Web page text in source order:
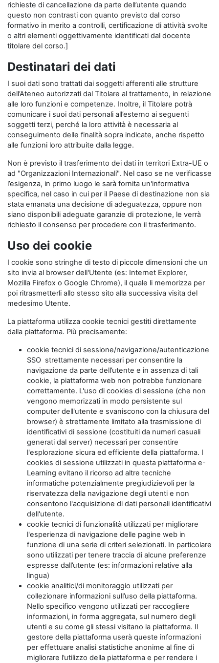
richieste di cancellazione da parte dell’utente quando
questo non contrasti con quanto previsto dal corso
formativo in merito a controlli, certificazione di attività svolte
o altri elementi oggettivamente identificati dal docente
titolare del corso.]
Destinatari dei dati
I suoi dati sono trattati dai soggetti afferenti alle strutture
dell’Ateneo autorizzati dal Titolare al trattamento, in relazione
alle loro funzioni e competenze. Inoltre, il Titolare potrà
comunicare i suoi dati personali all’esterno ai seguenti
soggetti terzi, perché la loro attività è necessaria al
conseguimento delle finalità sopra indicate, anche rispetto
alle funzioni loro attribuite dalla legge.
Non è previsto il trasferimento dei dati in territori Extra-UE o
ad "Organizzazioni Internazionali". Nel caso se ne verificasse
l’esigenza, in primo luogo le sarà fornita un'informativa
specifica, nel caso in cui per il Paese di destinazione non sia
stata emanata una decisione di adeguatezza, oppure non
siano disponibili adeguate garanzie di protezione, le verrà
richiesto il consenso per procedere con il trasferimento.
Uso dei cookie
I cookie sono stringhe di testo di piccole dimensioni che un
sito invia al browser dell'Utente (es: Internet Explorer,
Mozilla Firefox o Google Chrome), il quale li memorizza per
poi ritrasmetterli allo stesso sito alla successiva visita del
medesimo Utente.
La piattaforma utilizza cookie tecnici gestiti direttamente
dalla piattaforma. Più precisamente:
cookie tecnici di sessione/navigazione/autenticazione
SSO strettamente necessari per consentire la
navigazione da parte dell’utente e in assenza di tali
cookie, la piattaforma web non potrebbe funzionare
correttamente. L'uso di cookies di sessione (che non
vengono memorizzati in modo persistente sul
computer dell'utente e svaniscono con la chiusura del
browser) è strettamente limitato alla trasmissione di
identificativi di sessione (costituiti da numeri casuali
generati dal server) necessari per consentire
l'esplorazione sicura ed efficiente della piattaforma. I
cookies di sessione utilizzati in questa piattaforma e-
Learning evitano il ricorso ad altre tecniche
informatiche potenzialmente pregiudizievoli per la
riservatezza della navigazione degli utenti e non
consentono l'acquisizione di dati personali identificativi
dell'utente.
cookie tecnici di funzionalità utilizzati per migliorare
l'esperienza di navigazione delle pagine web in
funzione di una serie di criteri selezionati. In particolare
sono utilizzati per tenere traccia di alcune preferenze
espresse dall’utente (es: informazioni relative alla
lingua)
cookie analitici/di monitoraggio utilizzati per
collezionare informazioni sull’uso della piattaforma.
Nello specifico vengono utilizzati per raccogliere
informazioni, in forma aggregata, sul numero degli
utenti e su come gli stessi visitano la piattaforma. Il
gestore della piattaforma userà queste informazioni
per effettuare analisi statistiche anonime al fine di
migliorare l’utilizzo della piattaforma e per rendere i